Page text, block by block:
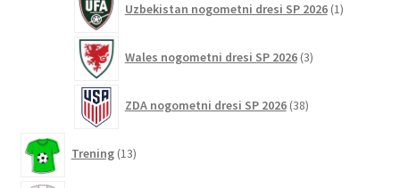
Uzbekistan nogometni dresi SP 2026 1izdelek
Wales nogometni dresi SP 2026 3izdelki
ZDA nogometni dresi SP 2026 38izdelkov
Trening 13izdelkov